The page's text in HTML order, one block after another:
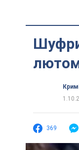
369